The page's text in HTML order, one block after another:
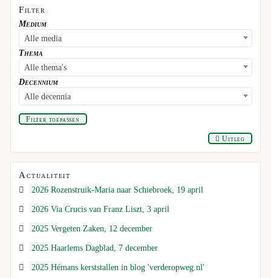
Filter
Medium
Alle media
Thema
Alle thema's
Decennium
Alle decennia
Filter toepassen
Uitleg
Actualiteit
2026 Rozenstruik-Maria naar Schiebroek, 19 april
2026 Via Crucis van Franz Liszt, 3 april
2025 Vergeten Zaken, 12 december
2025 Haarlems Dagblad, 7 december
2025 Hémans kerststallen in blog 'verderopweg.nl'